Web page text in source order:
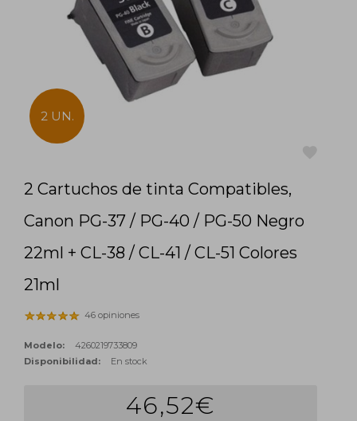
2 UN.
2 Cartuchos de tinta Compatibles,
Canon PG-37 / PG-40 / PG-50 Negro
22ml + CL-38 / CL-41 / CL-51 Colores
21ml
46 opiniones
Modelo:
4260219733809
Disponibilidad:
En stock
46,52€